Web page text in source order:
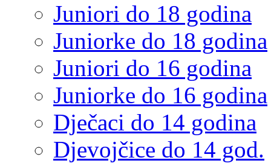
Juniori do 18 godina
Juniorke do 18 godina
Juniori do 16 godina
Juniorke do 16 godina
Dječaci do 14 godina
Djevojčice do 14 god.